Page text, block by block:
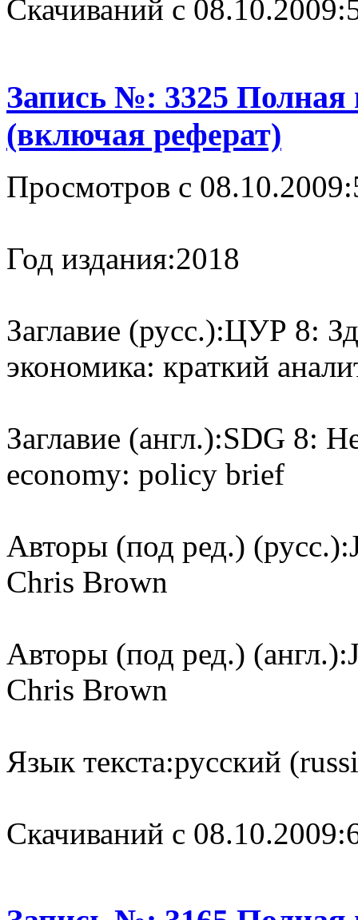
Cкачиваний с 08.10.2009:
Запись №: 3325 Полная
(включая реферат)
Просмотров с 08.10.2009:
Год издания:2018
Заглавие (русс.):ЦУР 8:
экономика: краткий
Заглавие (англ.):SDG 8:
economy: policy brief
Авторы (под ред.) (русс.):
Chris Brown
Авторы (под ред.) (англ.):
Chris Brown
Язык текста:русский
Cкачиваний с 08.10.2009: